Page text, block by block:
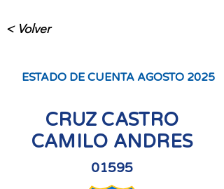
< Volver
ESTADO DE CUENTA AGOSTO 2025
CRUZ CASTRO
CAMILO ANDRES
01595